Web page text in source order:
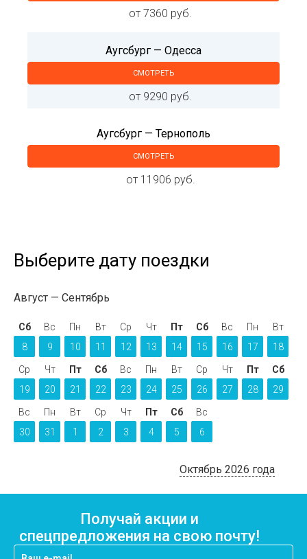
от 7360 руб.
Аугсбург — Одесса
СМОТРЕТЬ
от 9290 руб.
Аугсбург — Тернополь
СМОТРЕТЬ
от 11906 руб.
Выберите дату поездки
Август Сентябрь
Сб
8
Вс
9
Пн
10
Вт
11
Ср
12
Чт
13
Пт
14
Сб
15
Вс
16
Пн
17
Вт
18
Ср
19
Чт
20
Пт
21
Сб
22
Вс
23
Пн
24
Вт
25
Ср
26
Чт
27
Пт
28
Сб
29
Вс
30
Пн
31
Вт
1
Ср
2
Чт
3
Пт
4
Сб
5
Вс
6
Октябрь 2026 года
Получай акции и
спецпредложения на свою почту!